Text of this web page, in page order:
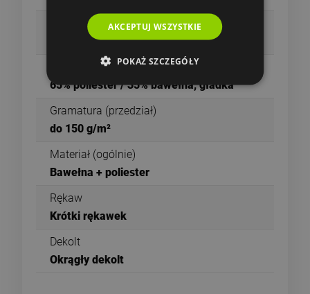
Gramatura
150 g/m²
65% poliester / 35% bawełna, gładka
Gramatura (przedział)
do 150 g/m²
Materiał (ogólnie)
Bawełna + poliester
Rękaw
Krótki rękawek
Dekolt
Okrągły dekolt
AKCEPTUJ WSZYSTKIE
POKAŻ SZCZEGÓŁY